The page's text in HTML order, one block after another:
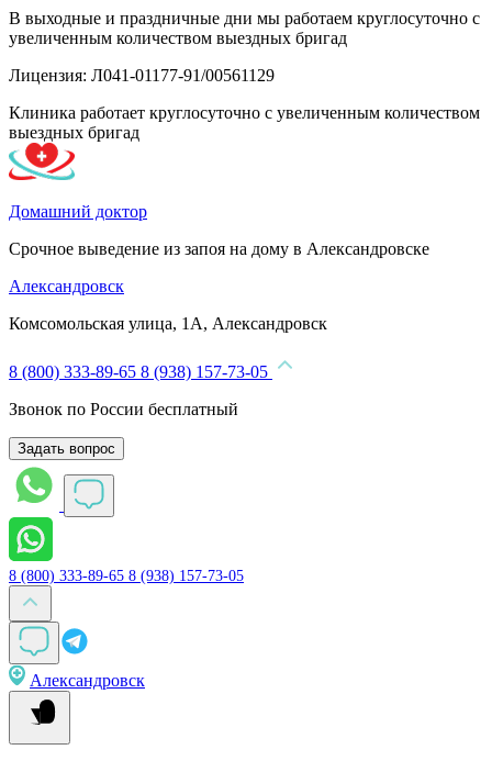
В выходные и праздничные дни мы работаем круглосуточно с
увеличенным количеством выездных бригад
Лицензия: Л041-01177-91/00561129
Клиника работает круглосуточно с увеличенным количеством
выездных бригад
Домашний доктор
Срочное выведение из запоя на дому в Александровске
Александровск
Комсомольская улица, 1А, Александровск
8 (800) 333-89-65 8 (938) 157-73-05
Звонок по России бесплатный
Задать вопрос
8 (800) 333-89-65 8 (938) 157-73-05
Александровск